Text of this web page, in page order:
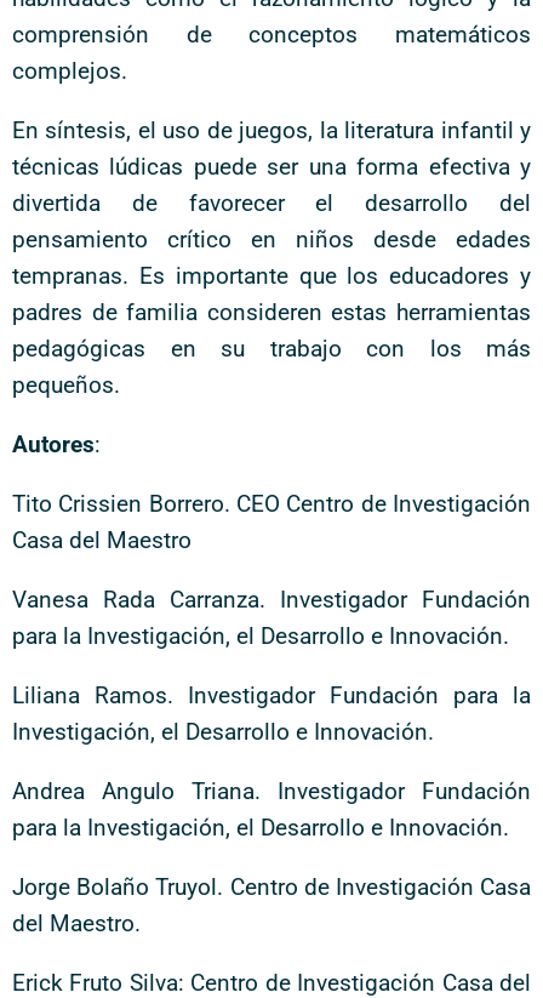
comprensión de conceptos matemáticos
complejos.
En síntesis, el uso de juegos, la literatura infantil y
técnicas lúdicas puede ser una forma efectiva y
divertida de favorecer el desarrollo del
pensamiento crítico en niños desde edades
tempranas. Es importante que los educadores y
padres de familia consideren estas herramientas
pedagógicas en su trabajo con los más
pequeños.
Autores:
Tito Crissien Borrero. CEO Centro de Investigación
Casa del Maestro
Vanesa Rada Carranza. Investigador Fundación
para la Investigación, el Desarrollo e Innovación.
Liliana Ramos. Investigador Fundación para la
Investigación, el Desarrollo e Innovación.
Andrea Angulo Triana. Investigador Fundación
para la Investigación, el Desarrollo e Innovación.
Jorge Bolaño Truyol. Centro de Investigación Casa
del Maestro.
Erick Fruto Silva: Centro de Investigación Casa del